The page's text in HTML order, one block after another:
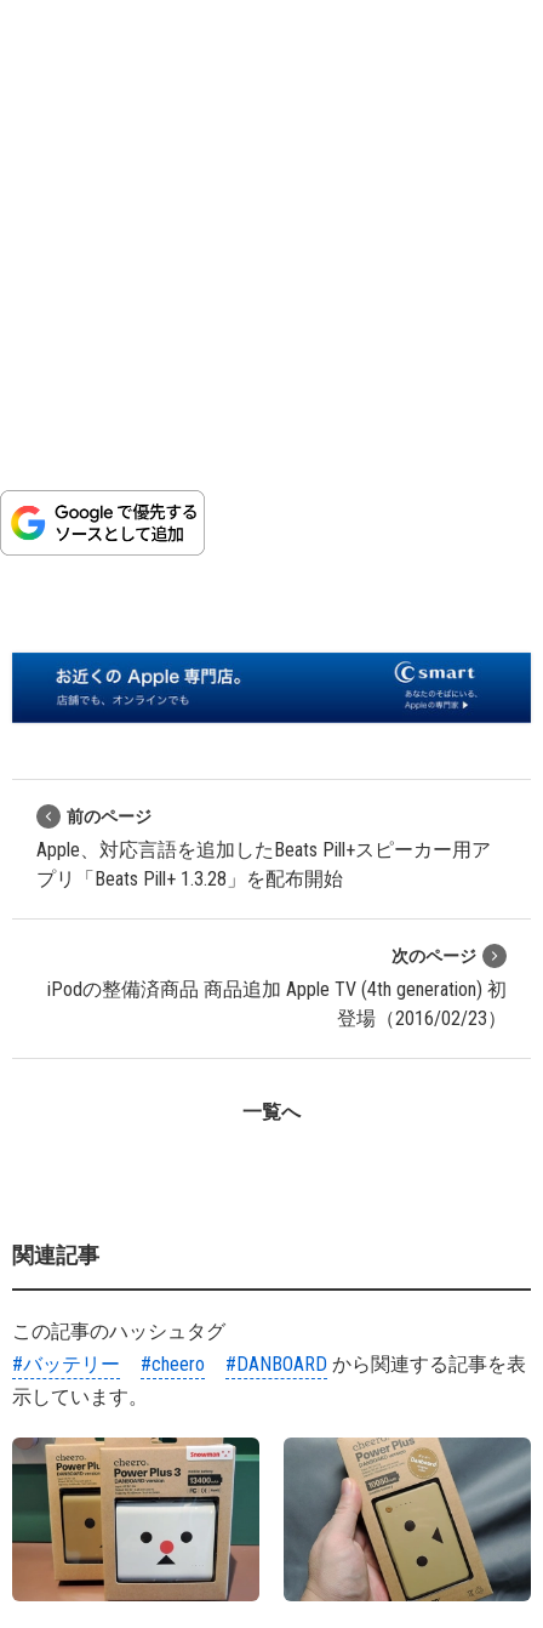
前のページ
Apple、対応言語を追加したBeats Pill+スピーカー用ア
プリ「Beats Pill+ 1.3.28」を配布開始
次のページ
iPodの整備済商品 商品追加 Apple TV (4th generation) 初
登場（2016/02/23）
一覧へ
関連記事
この記事のハッシュタグ
#バッテリー
#cheero #DANBOARD から関連する記事を表
示しています。